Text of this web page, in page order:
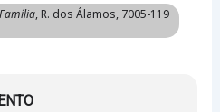
, R. dos Álamos, 7005-119